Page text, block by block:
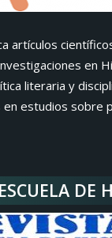
artículos
en
literaria y
en estudios sobre
DE